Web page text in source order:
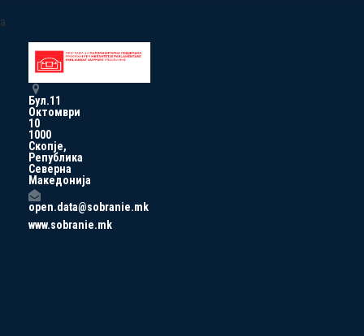
a
Бул.11
Октомври
10
1000
Скопје,
Република
Северна
Македонија
open.data@sobranie.mk
www.sobranie.mk